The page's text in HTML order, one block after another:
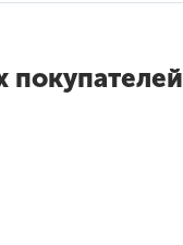
покупателей